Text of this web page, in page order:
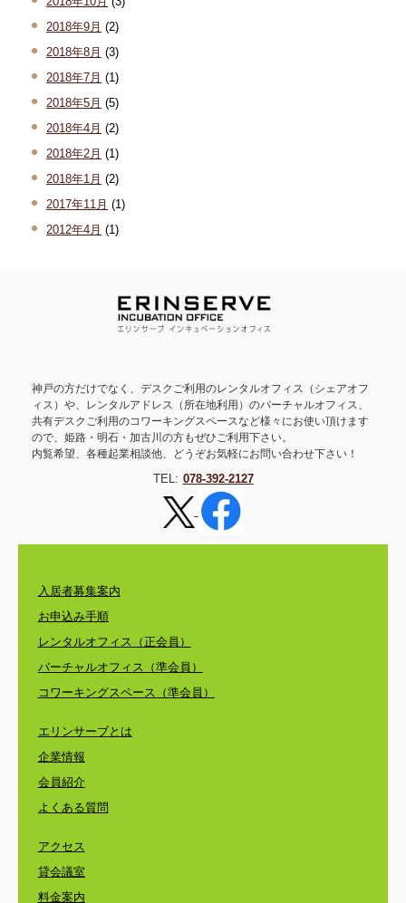
2018年9月 (2)
2018年8月 (3)
2018年7月 (1)
2018年5月 (5)
2018年4月 (2)
2018年2月 (1)
2018年1月 (2)
2017年11月 (1)
2012年4月 (1)
神戸の方だけでなく、デスクご利用のレンタルオフィス（シェアオフ
ィス）や、レンタルアドレス（所在地利用）のバーチャルオフィス、
共有デスクご利用のコワーキングスペースなど様々にお使い頂けます
ので、姫路・明石・加古川の方もぜひご利用下さい。
内覧希望、各種起業相談他、どうぞお気軽にお問い合わせ下さい！
TEL: 078-392-2127
入居者募集案内
お申込み手順
レンタルオフィス（正会員）
バーチャルオフィス（準会員）
コワーキングスペース（準会員）
エリンサーブとは
企業情報
会員紹介
よくある質問
アクセス
貸会議室
料金案内